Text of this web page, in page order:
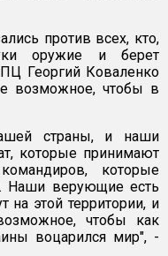
против всех, кто,
оружие и берет
Георгий Коваленко
возможное, чтобы в
страны, и наши
которые принимают
которые
Наши верующие есть
этой территории, и
чтобы как
воцарился мир", -